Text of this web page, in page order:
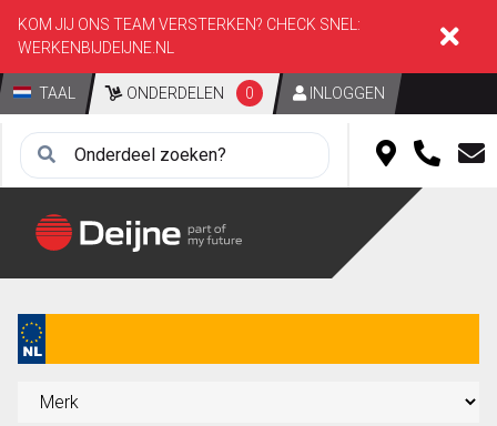
KOM JIJ ONS TEAM VERSTERKEN? CHECK SNEL:
WERKENBIJDEIJNE.NL
TAAL ONDERDELEN 0 INLOGGEN